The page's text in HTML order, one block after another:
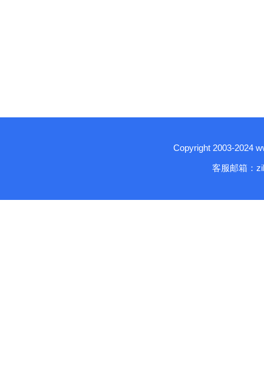
Copyright 2003-2024
客服邮箱：